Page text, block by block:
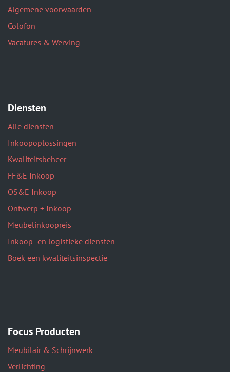
Algemene voorwaarden
Colofon
Vacatures & Werving
Diensten
Alle diensten
Inkoopoplossingen
Kwaliteitsbeheer
FF&E Inkoop
OS&E Inkoop
Ontwerp + Inkoop
Meubelinkoopreis
Inkoop- en logistieke diensten
Boek een kwaliteitsinspectie
Focus Producten
Meubilair & Schrijnwerk
Verlichting